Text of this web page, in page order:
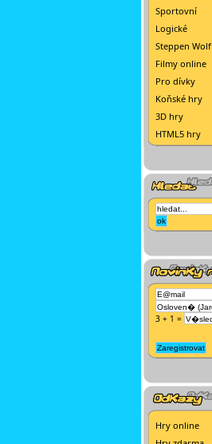
Sportovní
Logické
Steppen Wolf
Filmy online
Pro dívky
Koňské hry
3D hry
HTML5 hry
3 + 1 =
Hry online